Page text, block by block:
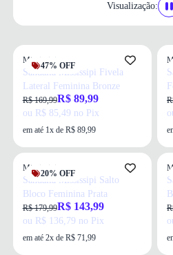
Visualização:
47% OFF
Mississipi
Sandália Mississipi Fivela
Lateral Feminina Bronze
R$ 169,99R$ 89,99
ou R$ 85,49 no Pix
em até 1x de R$ 89,99
20% OFF
Mississipi
Sandália Mississipi Salto
Bloco Feminina Prata
R$ 179,99R$ 143,99
ou R$ 136,79 no Pix
em até 2x de R$ 71,99